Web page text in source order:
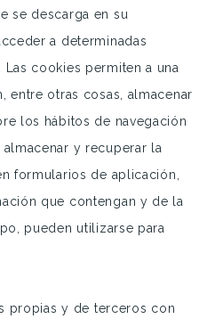
se descarga en su
a determinadas
cookies permiten a una
entre otras cosas, almacenar
los hábitos de navegación
y recuperar la
formularios de aplicación,
que contengan y de la
pueden utilizarse para
propias y de terceros con